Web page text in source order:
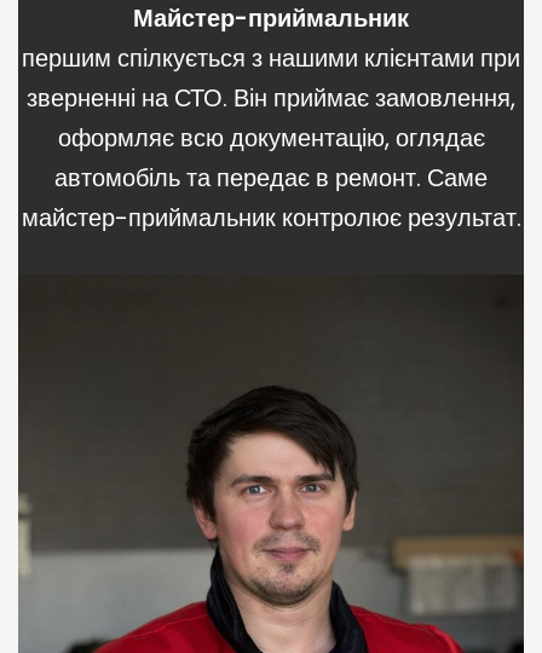
Майстер-приймальник
першим спілкується з нашими клієнтами при
зверненні на СТО. Він приймає замовлення,
оформляє всю документацію, оглядає
автомобіль та передає в ремонт. Саме
майстер-приймальник контролює результат.